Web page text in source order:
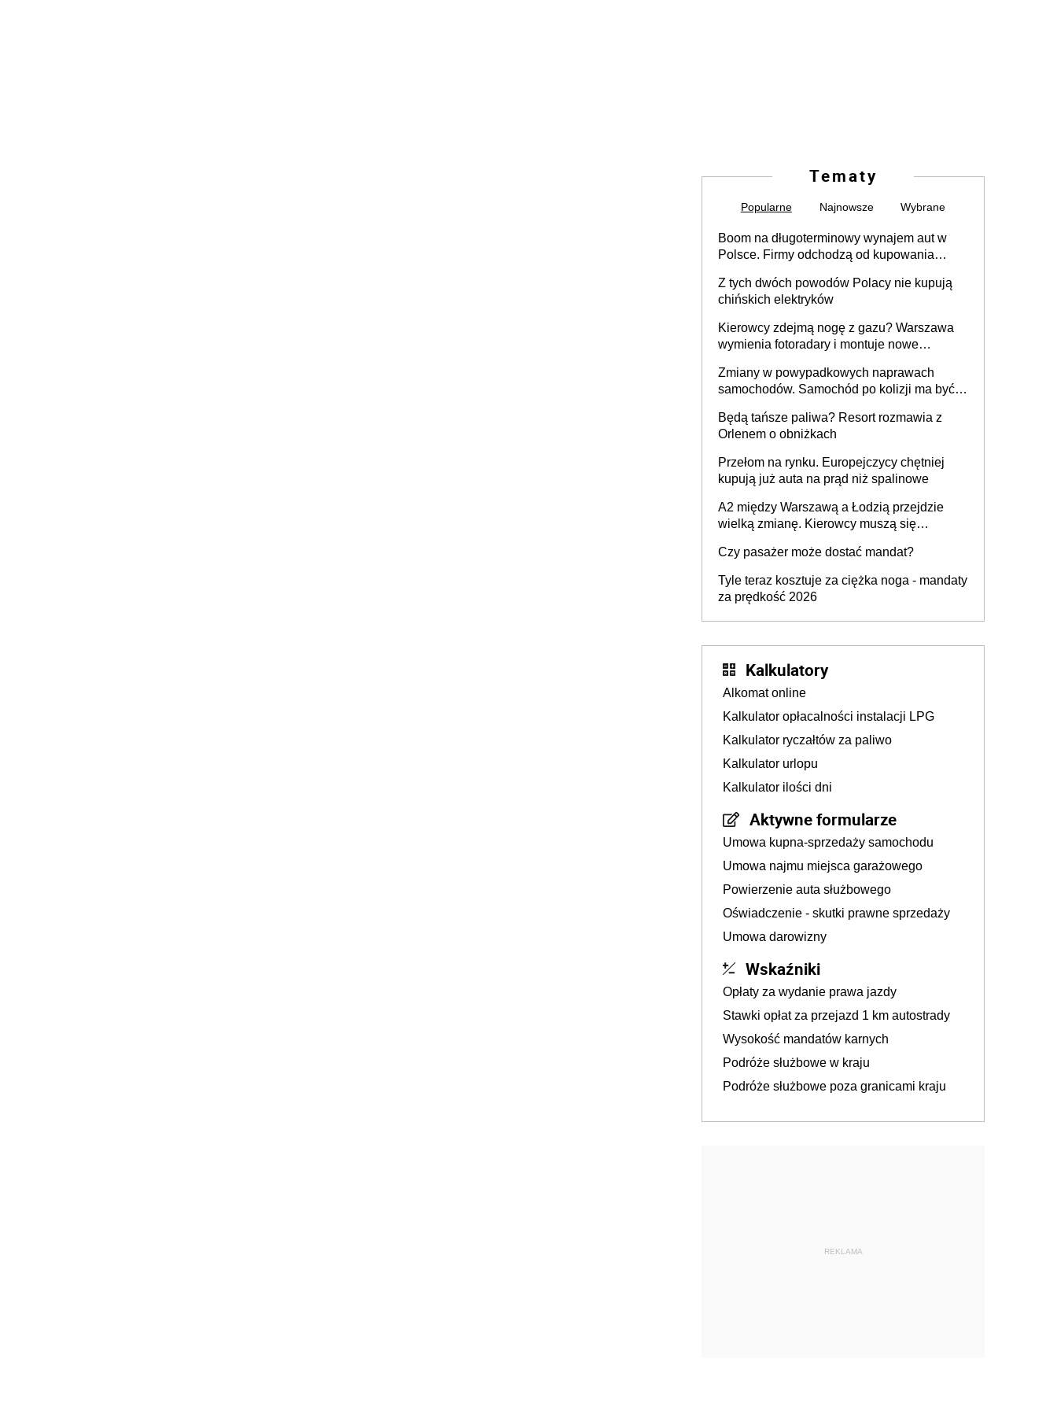
Tematy
Popularne Najnowsze Wybrane
Boom na długoterminowy wynajem aut w
Polsce. Firmy odchodzą od kupowania
Z tych dwóch powodów Polacy nie kupują
chińskich elektryków
Kierowcy zdejmą nogę z gazu? Warszawa
wymienia fotoradary i montuje nowe
Zmiany w powypadkowych naprawach
samochodów. Samochód po kolizji ma być
technologią producenta
Będą tańsze paliwa? Resort rozmawia z
Orlenem o obniżkach
Przełom na rynku. Europejczycy chętniej
kupują już auta na prąd niż spalinowe
A2 między Warszawą a Łodzią przejdzie
wielką zmianę. Kierowcy muszą się
Czy pasażer może dostać mandat?
Tyle teraz kosztuje za ciężka noga - mandaty
za prędkość 2026
Kalkulatory
Alkomat online
Kalkulator opłacalności instalacji LPG
Kalkulator ryczałtów za paliwo
Kalkulator urlopu
Kalkulator ilości dni
Aktywne formularze
Umowa kupna-sprzedaży samochodu
Umowa najmu miejsca garażowego
Powierzenie auta służbowego
Oświadczenie - skutki prawne sprzedaży
Umowa darowizny
Wskaźniki
Opłaty za wydanie prawa jazdy
Stawki opłat za przejazd 1 km autostrady
Wysokość mandatów karnych
Podróże służbowe w kraju
Podróże służbowe poza granicami kraju
REKLAMA